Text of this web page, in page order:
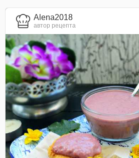
Alena2018
автор рецепта